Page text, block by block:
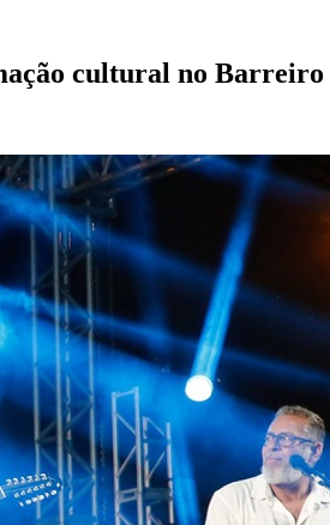
cultural no Barreiro